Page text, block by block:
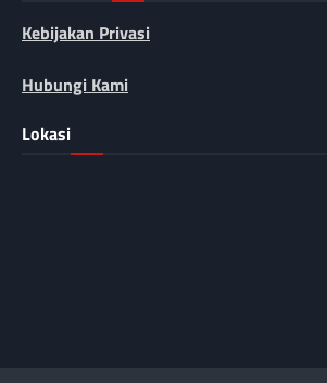
Kebijakan Privasi
Hubungi Kami
Lokasi